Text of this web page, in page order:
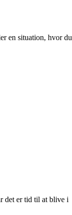
en situation, hvor du
det er tid til at blive i